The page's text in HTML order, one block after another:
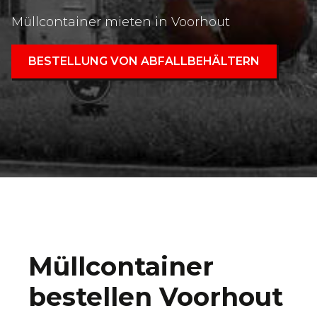
Müllcontainer mieten in Voorhout
BESTELLUNG VON ABFALLBEHÄLTERN
Müllcontainer
bestellen Voorhout